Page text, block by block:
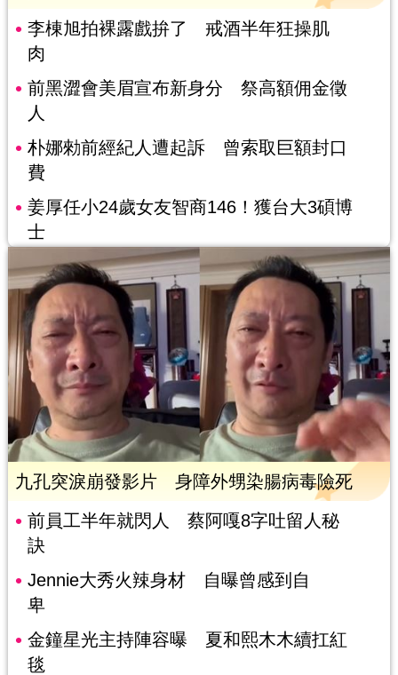
李棟旭拍裸露戲拚了 戒酒半年狂操肌
肉
前黑澀會美眉宣布新身分 祭高額佣金徵
人
朴娜勑前經紀人遭起訴 曾索取巨額封口
費
姜厚任小24歲女友智商146！獲台大3碩博
士
九孔突淚崩發影片 身障外甥染腸病毒險死
前員工半年就閃人 蔡阿嘎8字吐留人秘
訣
Jennie大秀火辣身材 自曝曾感到自
卑
金鐘星光主持陣容曝 夏和熙木木續扛紅
毯